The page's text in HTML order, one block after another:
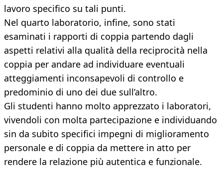
lavoro specifico su tali punti.
Nel quarto laboratorio, infine, sono stati
esaminati i rapporti di coppia partendo dagli
aspetti relativi alla qualità della reciprocità nella
coppia per andare ad individuare eventuali
atteggiamenti inconsapevoli di controllo e
predominio di uno dei due sull’altro.
Gli studenti hanno molto apprezzato i laboratori,
vivendoli con molta partecipazione e individuando
sin da subito specifici impegni di miglioramento
personale e di coppia da mettere in atto per
rendere la relazione più autentica e funzionale.